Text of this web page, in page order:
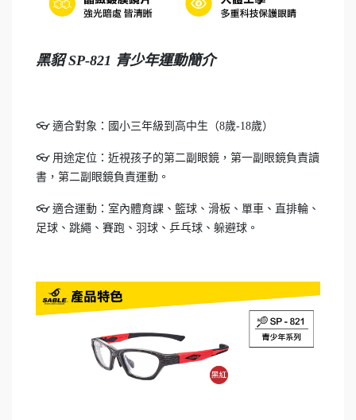
黑貂 SP-821 青少年運動簡介
👓 適合對象：國小三年級到高中生（8歲-18歲）
👓 用途定位：近視孩子的第二副眼鏡，第一副眼鏡負責讀
書，第二副眼鏡負責運動。
👓 適合運動：室內體育課、籃球、滑板、單車、直排輪、
足球、跳繩、賽跑、羽球、乒乓球、躲避球。